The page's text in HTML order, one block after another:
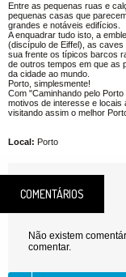
Entre as pequenas ruas e
pequenas casas que
grandes e notáveis edifícios.
A enquadrar tudo isto, a
(discípulo de Eiffel), as
sua frente os típicos barcos
de outros tempos em que as
da cidade ao mundo.
Porto, simplesmente!
Com "Caminhando pelo
motivos de interesse e locais
visitando assim o melhor
Local: Porto
COMENTÁRIOS
Não existem
comentar.